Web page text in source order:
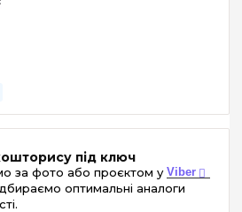
під ключ
за фото або проєктом у Viber
оптимальні аналоги